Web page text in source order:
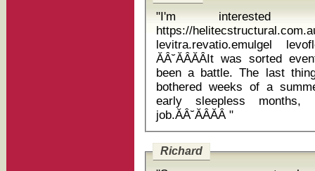
"I'm interested
https://
levitra.revatio.emulgel
ĂÂ˘ĂÂĂÂIt was sorted
been a battle. The last
bothered weeks of a summer
early sleepless months,
job.ĂÂ˘ĂÂĂÂ "
Richard